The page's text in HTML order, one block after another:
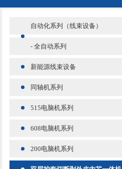
自动化系列（线束设备）
- 全自动系列
新能源线束设备
同轴机系列
515电脑机系列
608电脑机系列
200电脑机系列